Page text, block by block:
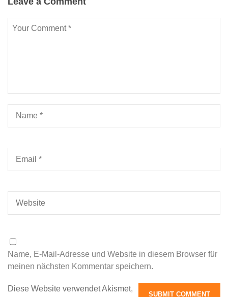
Name, E-Mail-Adresse und Website in diesem Browser für
meinen nächsten Kommentar speichern.
Diese Website verwendet Akismet,